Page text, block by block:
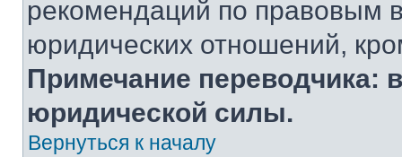
рекомендаций по правовым
юридических отношений,
Примечание переводчика:
юридической силы.
Вернуться к началу